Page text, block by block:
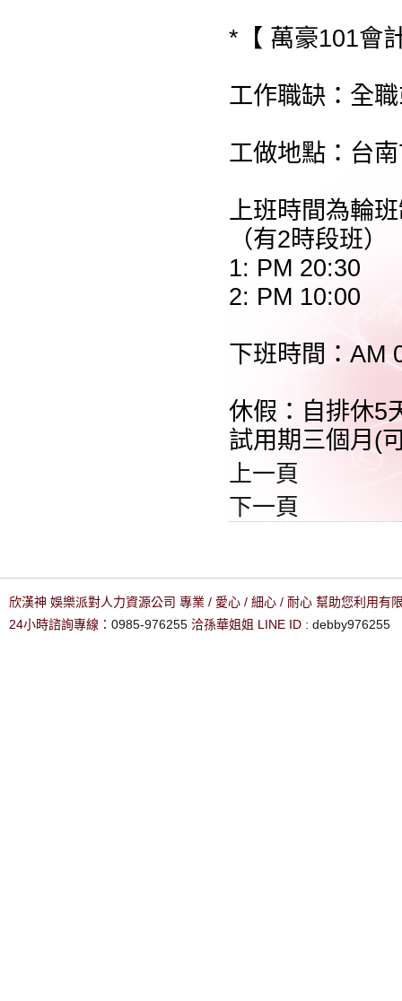
*【 萬豪101會
工作職缺：全
工做地點：台
上班時間為輪
（有2時段班）
1: PM 20:30
2: PM 10:00
下班時間：AM
休假：自排休5
試用期三個月(
上一頁
下一頁
欣漢神 娛樂派對人力資源公司 專業 / 愛心 / 細心 / 耐心 幫助您利用有
24小時諮詢專線： 0985-976255 洽孫華姐姐 LINE ID : debby976255